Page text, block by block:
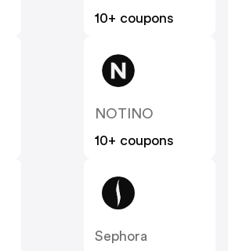
10+ coupons
NOTINO
10+ coupons
Sephora